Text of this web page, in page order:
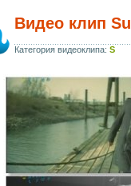
Видео клип
Категория видеоклипа: S